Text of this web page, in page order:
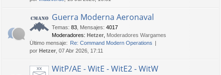
Guerra Moderna Aeronaval
Temas: 83 Mensajes: 4017
Moderadores: Hetzer Moderadores Wargames
Último mensaje: Re: Command Modern Operations
por Hetzer , 07 Abr 2026, 17:11
WitP/AE - WitE - WitE2 - WitW